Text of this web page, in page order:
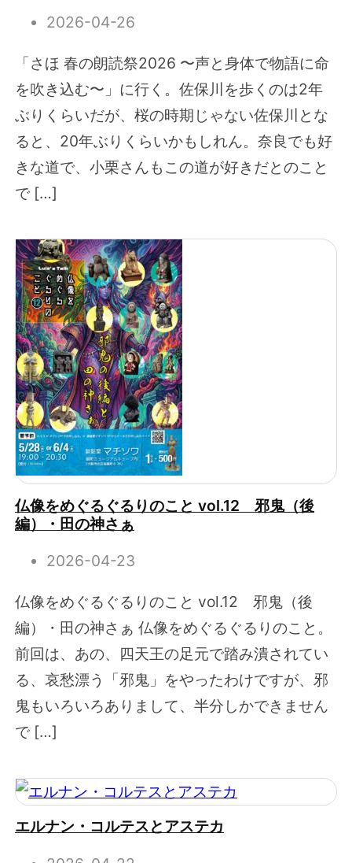
2026-04-26
「さほ 春の朗読祭2026 〜声と身体で物語に命
を吹き込む〜」に行く。佐保川を歩くのは2年
ぶりくらいだが、桜の時期じゃない佐保川とな
ると、20年ぶりくらいかもしれん。奈良でも好
きな道で、小栗さんもこの道が好きだとのこと
で […]
仏像をめぐるぐるりのこと vol.12 邪鬼（後
編）・田の神さぁ
2026-04-23
仏像をめぐるぐるりのこと vol.12 邪鬼（後
編）・田の神さぁ 仏像をめぐるぐるりのこと。
前回は、あの、四天王の足元で踏み潰されてい
る、哀愁漂う「邪鬼」をやったわけですが、邪
鬼もいろいろありまして、半分しかできません
で […]
エルナン・コルテスとアステカ